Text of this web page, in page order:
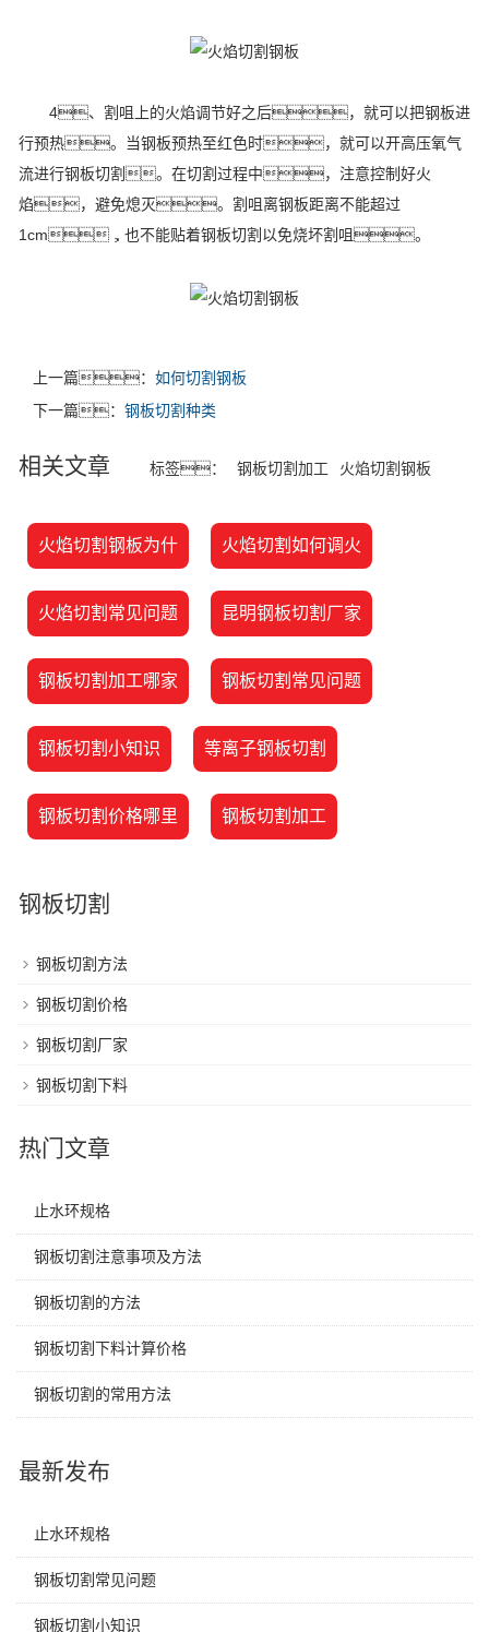
4、割咀上的火焰调节好之后，就可以把钢板进
行预热。当钢板预热至红色时，就可以开高压氧气
流进行钢板切割。在切割过程中，注意控制好火
焰，避免熄灭。割咀离钢板距离不能超过
1cm，也不能贴着钢板切割以免烧坏割咀。
上一篇： 如何切割钢板
下一篇： 钢板切割种类
相关文章 标签： 钢板切割加工 火焰切割钢板
火焰切割钢板为什 火焰切割如何调火
火焰切割常见问题 昆明钢板切割厂家
钢板切割加工哪家 钢板切割常见问题
钢板切割小知识 等离子钢板切割
钢板切割价格哪里 钢板切割加工
钢板切割
钢板切割方法
钢板切割价格
钢板切割厂家
钢板切割下料
热门文章
止水环规格
钢板切割注意事项及方法
钢板切割的方法
钢板切割下料计算价格
钢板切割的常用方法
最新发布
止水环规格
钢板切割常见问题
钢板切割小知识